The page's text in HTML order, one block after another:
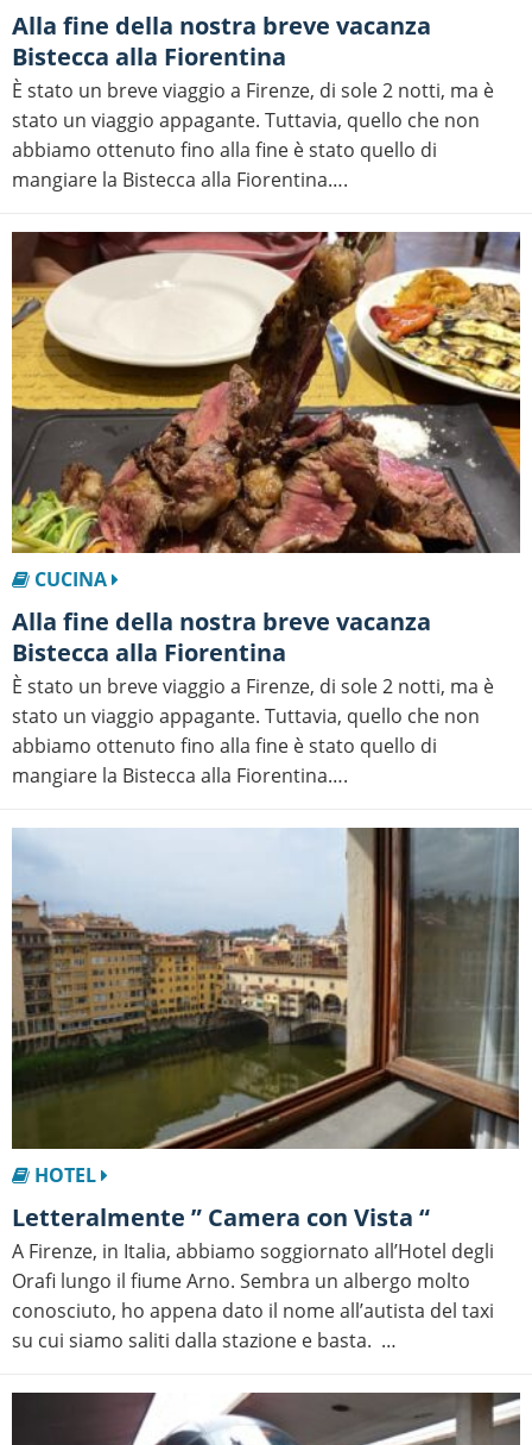
Alla fine della nostra breve vacanza
Bistecca alla Fiorentina
È stato un breve viaggio a Firenze, di sole 2 notti, ma è
stato un viaggio appagante. Tuttavia, quello che non
abbiamo ottenuto fino alla fine è stato quello di
mangiare la Bistecca alla Fiorentina….
CUCINA
Alla fine della nostra breve vacanza
Bistecca alla Fiorentina
È stato un breve viaggio a Firenze, di sole 2 notti, ma è
stato un viaggio appagante. Tuttavia, quello che non
abbiamo ottenuto fino alla fine è stato quello di
mangiare la Bistecca alla Fiorentina….
HOTEL
Letteralmente ” Camera con Vista “
A Firenze, in Italia, abbiamo soggiornato all’Hotel degli
Orafi lungo il fiume Arno. Sembra un albergo molto
conosciuto, ho appena dato il nome all’autista del taxi
su cui siamo saliti dalla stazione e basta. …